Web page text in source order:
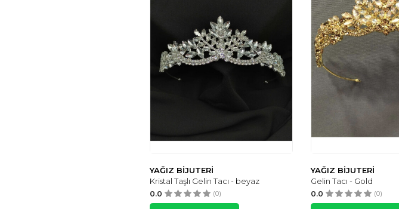
YAĞIZ BİJUTERİ
Kristal Taşlı Gelin Tacı - beyaz
0.0 (0)
YAĞIZ BİJUTERİ
Gelin Tacı - Gold
0.0 (0)